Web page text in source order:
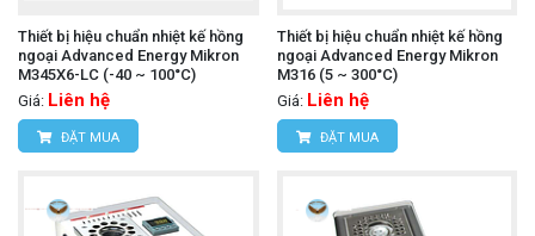
Thiết bị hiệu chuẩn nhiệt kế hồng
ngoại Advanced Energy Mikron
M345X6-LC (-40 ~ 100°C)
Giá: Liên hệ
ĐẶT MUA
Thiết bị hiệu chuẩn nhiệt kế hồng
ngoại Advanced Energy Mikron
M316 (5 ~ 300°C)
Giá: Liên hệ
ĐẶT MUA